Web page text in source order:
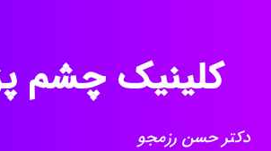
کلینیک چشم
دکتر حسن رزمجو